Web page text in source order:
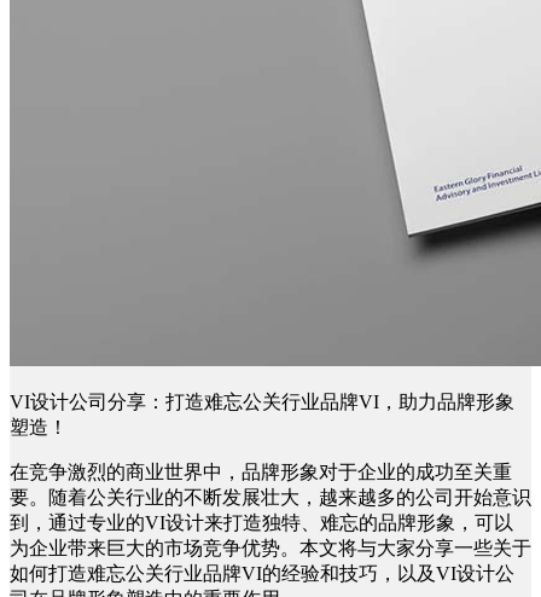
VI设计公司分享：打造难忘公关行业品牌VI，助力品牌形象
塑造！
在竞争激烈的商业世界中，品牌形象对于企业的成功至关重
要。随着公关行业的不断发展壮大，越来越多的公司开始意识
到，通过专业的VI设计来打造独特、难忘的品牌形象，可以
为企业带来巨大的市场竞争优势。本文将与大家分享一些关于
如何打造难忘公关行业品牌VI的经验和技巧，以及VI设计公